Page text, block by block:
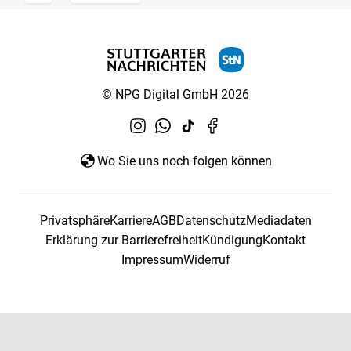
© NPG Digital GmbH 2026
Wo Sie uns noch folgen können
PrivatsphäreKarriereAGBDatenschutzMediadaten
Erklärung zur BarrierefreiheitKündigungKontakt
ImpressumWiderruf